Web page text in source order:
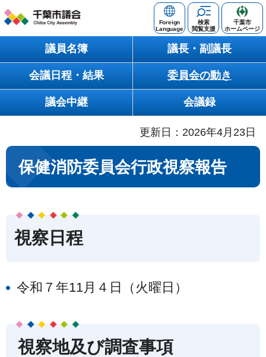
千葉市議会
Chiba City
Assembly
Foreign
Language
検索
閲覧支援
千葉市
ホームページ
議員名簿 議長・副議長
会議日程・結果 委員会の動き
議会中継 会議録
更新日：2026年4月23日
保健消防委員会行政視察報告
視察日程
令和７年11月４日（火曜日）
視察地及び調査事項